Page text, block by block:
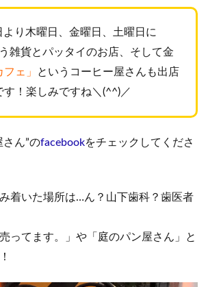
り木曜日、金曜日、土曜日に
雑貨とパッタイのお店、そして金
フェ」
というコーヒー屋さんも出店
す！楽しみですね＼(^^)／
さん”のfacebookをチェックしてくださ
着いた場所は…ん？山下歯科？歯医者
ってます。」や「庭のパン屋さん」と